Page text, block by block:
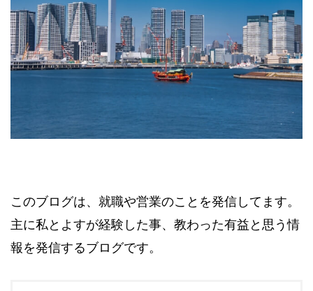
このブログは、就職や営業のことを発信してます。
主に私とよすが経験した事、教わった有益と思う情
報を発信するブログです。